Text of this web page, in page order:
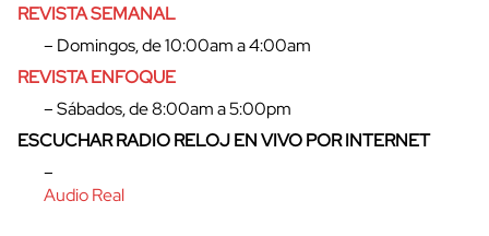
REVISTA SEMANAL
– Domingos, de 10:00am a 4:00am
REVISTA ENFOQUE
– Sábados, de 8:00am a 5:00pm
ESCUCHAR RADIO RELOJ EN VIVO POR INTERNET
–
Audio Real